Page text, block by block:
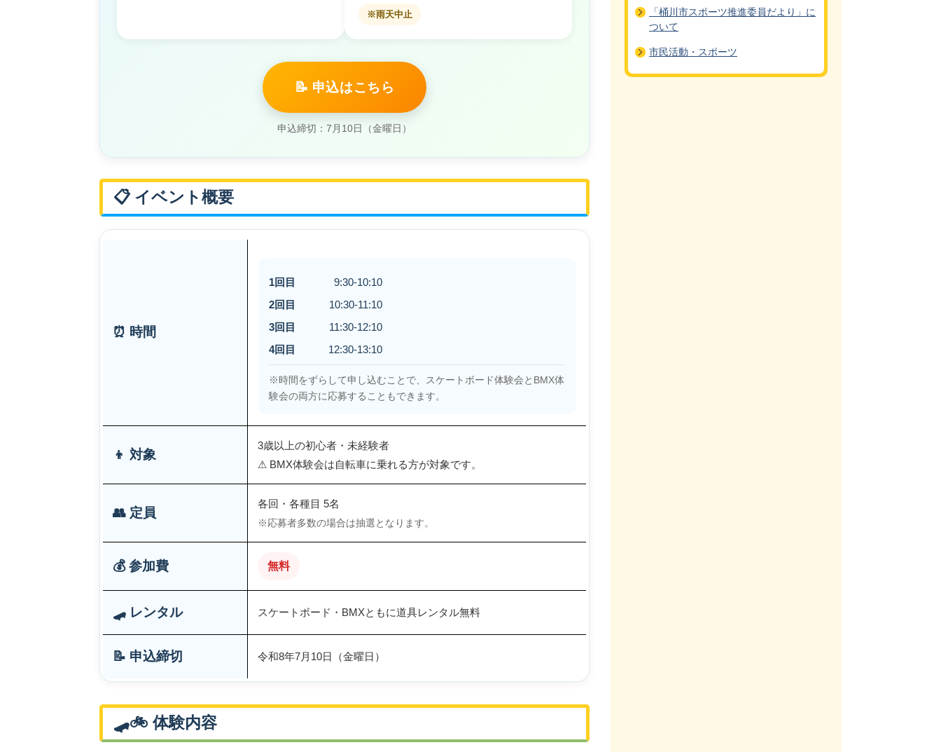
※雨天中止
📝 申込はこちら
申込締切：7月10日（金曜日）
📋 イベント概要
⏰ 時間
1回目
9:30-10:10
2回目
10:30-11:10
3回目
11:30-12:10
4回目
12:30-13:10
※時間をずらして申し込むことで、スケートボード体験会とBMX体
験会の両方に応募することもできます。
👦 対象
3歳以上の初心者・未経験者
⚠ BMX体験会は自転車に乗れる方が対象です。
👥 定員
各回・各種目 5名
※応募者多数の場合は抽選となります。
💰 参加費 無料
🛹 レンタル スケートボード・BMXともに道具レンタル無料
📝 申込締切 令和8年7月10日（金曜日）
🛹🚲 体験内容
「桶川市スポーツ推進委員だより」に
ついて
市民活動・スポーツ